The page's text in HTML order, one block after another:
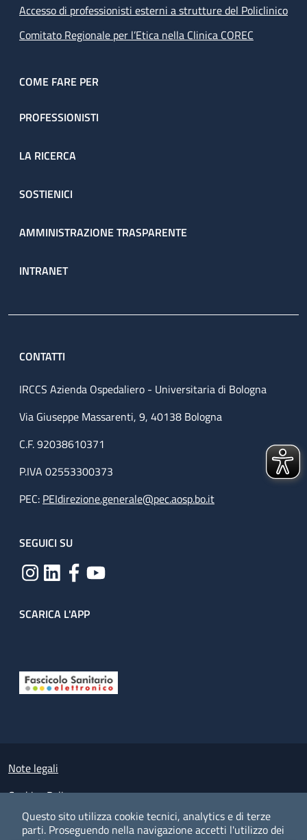
Questo sito utilizza cookie tecnici, analytics e di terze
parti. Proseguendo nella navigazione accetti l'utilizzo dei
Accesso di professionisti esterni a strutture del Policlinico
Comitato Regionale per l’Etica nella Clinica COREC
COME FARE PER
PROFESSIONISTI
LA RICERCA
SOSTIENICI
AMMINISTRAZIONE TRASPARENTE
INTRANET
CONTATTI
IRCCS Azienda Ospedaliero - Universitaria di Bologna
Via Giuseppe Massarenti, 9, 40138 Bologna
C.F. 92038610371
P.IVA 02553300373
PEC: PEIdirezione.generale@pec.aosp.bo.it
SEGUICI SU
SCARICA L'APP
Small prints
Note legali
Cookies Policy
Policy privacy e protezione del dato personale